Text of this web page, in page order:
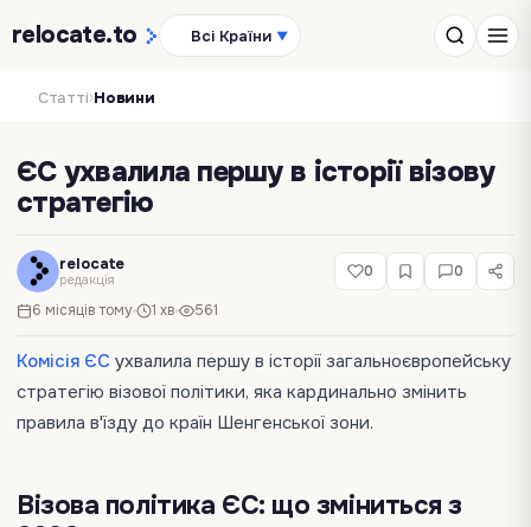
relocate.to Всі Країни ▼
Статті›Новини
ЄС ухвалила першу в історії візову
стратегію
relocate
редакція
6 місяців тому 1 хв 561
0 0
Комісія ЄС ухвалила першу в історії загальноєвропейську
стратегію візової політики, яка кардинально змінить
правила в'їзду до країн Шенгенської зони.
Візова політика ЄС: що зміниться з